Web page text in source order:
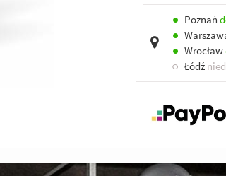
● Poznań
●
● Wrocław
○ Łódź